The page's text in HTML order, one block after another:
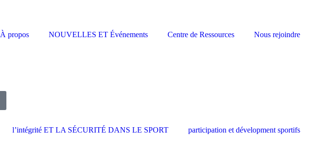
À propos NOUVELLES ET Événements Centre de Ressources Nous rejoindre
l’intégrité ET LA SÉCURITÉ DANS LE SPORT participation et dévelopment sportifs